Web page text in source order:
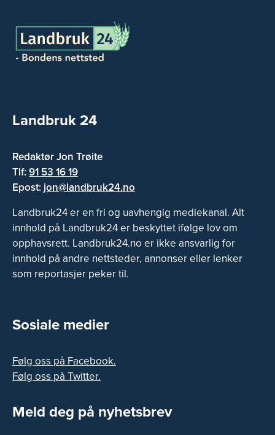
Landbruk 24
Redaktør Jon Trøite
Tlf:91 53 16 19
Epost: jon@landbruk24.no
Landbruk24 er en fri og uavhengig mediekanal. Alt
innhold på Landbruk24 er beskyttet ifølge lov om
opphavsrett. Landbruk24.no er ikke ansvarlig for
innhold på andre nettsteder, annonser eller lenker
som reportasjer peker til.
Sosiale medier
Følg oss på Facebook.
Følg oss på Twitter.
Meld deg på nyhetsbrev